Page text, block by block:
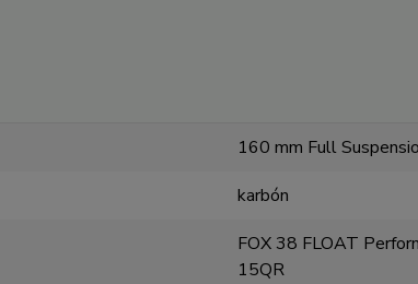
160 mm Full
karbón
FOX 38 FLOAT
15QR